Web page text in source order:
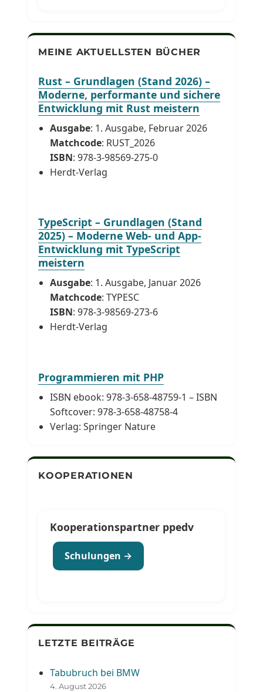
MEINE AKTUELLSTEN BÜCHER
Rust – Grundlagen (Stand 2026) –
Moderne, performante und sichere
Entwicklung mit Rust meistern
Ausgabe: 1. Ausgabe, Februar 2026
Matchcode: RUST_2026
ISBN: 978-3-98569-275-0
Herdt-Verlag
TypeScript – Grundlagen (Stand
2025) – Moderne Web- und App-
Entwicklung mit TypeScript
meistern
Ausgabe: 1. Ausgabe, Januar 2026
Matchcode: TYPESC
ISBN: 978-3-98569-273-6
Herdt-Verlag
Programmieren mit PHP
ISBN ebook: 978-3-658-48759-1 – ISBN
Softcover: 978-3-658-48758-4
Verlag: Springer Nature
KOOPERATIONEN
Kooperationspartner ppedv
Schulungen →
LETZTE BEITRÄGE
Tabubruch bei BMW
4. August 2026